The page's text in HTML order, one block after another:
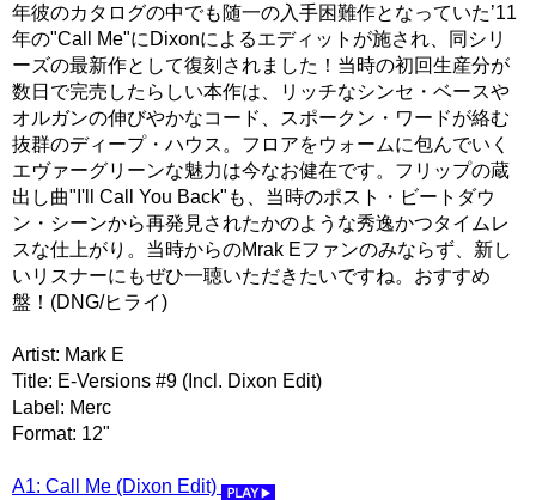
年彼のカタログの中でも随一の入手困難作となっていた’11
年の"Call Me"にDixonによるエディットが施され、同シリ
ーズの最新作として復刻されました！当時の初回生産分が
数日で完売したらしい本作は、リッチなシンセ・ベースや
オルガンの伸びやかなコード、スポークン・ワードが絡む
抜群のディープ・ハウス。フロアをウォームに包んでいく
エヴァーグリーンな魅力は今なお健在です。フリップの蔵
出し曲"I'll Call You Back"も、当時のポスト・ビートダウ
ン・シーンから再発見されたかのような秀逸かつタイムレ
スな仕上がり。当時からのMrak Eファンのみならず、新し
いリスナーにもぜひ一聴いただきたいですね。おすすめ
盤！(DNG/ヒライ)
Artist: Mark E
Title: E-Versions #9 (Incl. Dixon Edit)
Label: Merc
Format: 12"
A1: Call Me (Dixon Edit)